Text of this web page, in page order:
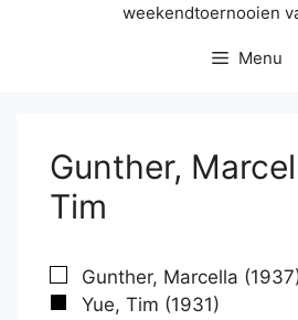
weekendtoernooien
Menu
Gunther,
Tim
Gunther, Marcella
Yue, Tim (1931)